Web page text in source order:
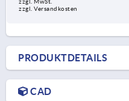
zzgl. MwSt.
zzgl. Versandkosten
PRODUKTDETAILS
CAD